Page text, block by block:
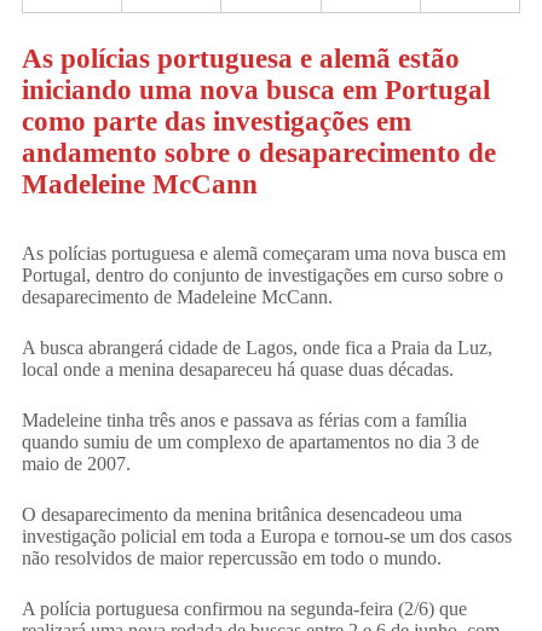
As polícias portuguesa e alemã estão
iniciando uma nova busca em Portugal
como parte das investigações em
andamento sobre o desaparecimento de
Madeleine McCann
As polícias portuguesa e alemã começaram uma nova busca em
Portugal, dentro do conjunto de investigações em curso sobre o
desaparecimento de Madeleine McCann.
A busca abrangerá cidade de Lagos, onde fica a Praia da Luz,
local onde a menina desapareceu há quase duas décadas.
Madeleine tinha três anos e passava as férias com a família
quando sumiu de um complexo de apartamentos no dia 3 de
maio de 2007.
O desaparecimento da menina britânica desencadeou uma
investigação policial em toda a Europa e tornou-se um dos casos
não resolvidos de maior repercussão em todo o mundo.
A polícia portuguesa confirmou na segunda-feira (2/6) que